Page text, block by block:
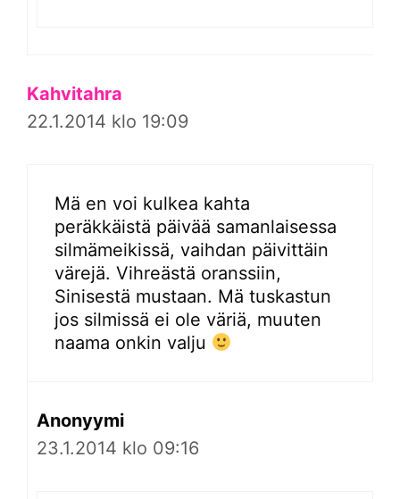
Kahvitahra
22.1.2014 klo 19:09
Mä en voi kulkea kahta
peräkkäistä päivää samanlaisessa
silmämeikissä, vaihdan päivittäin
värejä. Vihreästä oranssiin,
Sinisestä mustaan. Mä tuskastun
jos silmissä ei ole väriä, muuten
naama onkin valju
Anonyymi
23.1.2014 klo 09:16